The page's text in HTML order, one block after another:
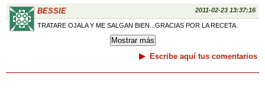
BESSIE 2011-02-23 13:37:16
TRATARE OJALA Y ME SALGAN BIEN...GRACIAS POR LA RECETA.
Escribe aquí tus comentarios